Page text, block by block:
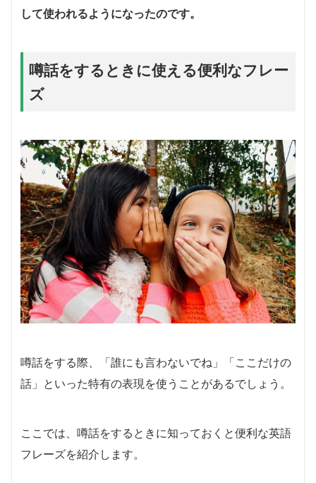
して使われるようになったのです。
噂話をするときに使える便利なフレー
ズ
噂話をする際、「誰にも言わないでね」「ここだけの
話」といった特有の表現を使うことがあるでしょう。
ここでは、噂話をするときに知っておくと便利な英語
フレーズを紹介します。